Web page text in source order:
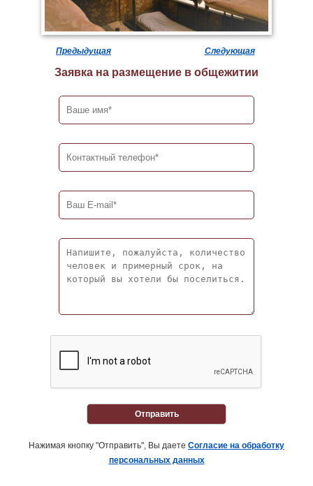
Предыдущая Следующая
Заявка на размещение в общежитии
Отправить
Нажимая кнопку "Отправить", Вы даете Согласие на обработку
персональных данных